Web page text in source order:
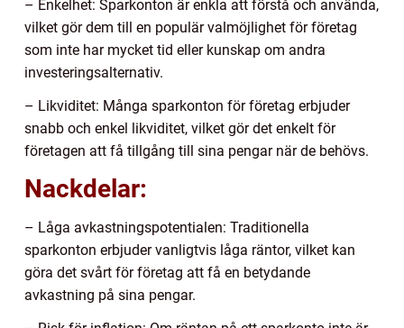
– Enkelhet: Sparkonton är enkla att förstå och använda,
vilket gör dem till en populär valmöjlighet för företag
som inte har mycket tid eller kunskap om andra
investeringsalternativ.
– Likviditet: Många sparkonton för företag erbjuder
snabb och enkel likviditet, vilket gör det enkelt för
företagen att få tillgång till sina pengar när de behövs.
Nackdelar:
– Låga avkastningspotentialen: Traditionella
sparkonton erbjuder vanligtvis låga räntor, vilket kan
göra det svårt för företag att få en betydande
avkastning på sina pengar.